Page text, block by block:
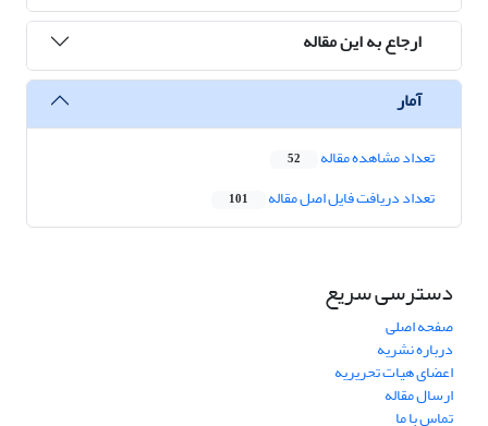
ارجاع به این مقاله
آمار
تعداد مشاهده مقاله 52
تعداد دریافت فایل اصل مقاله 101
دسترسی سریع
صفحه اصلی
درباره نشریه
اعضای هیات تحریریه
ارسال مقاله
تماس با ما